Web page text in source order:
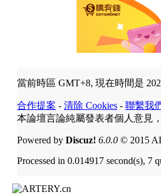
當前時區 GMT+8, 現在時間是
合作提案 - 清除 Cookies - 聯繫我
本論壇言論純屬發表者個人意見
Powered by Discuz! 6.0.0 © 2015
Processed in 0.014917 second(s), 7